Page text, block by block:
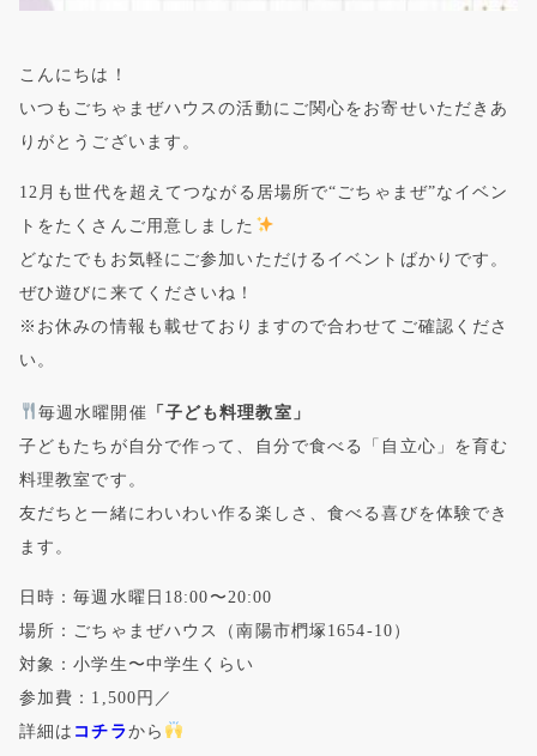
こんにちは！
いつもごちゃまぜハウスの活動にご関心をお寄せいただきあ
りがとうございます。
12月も世代を超えてつながる居場所で“ごちゃまぜ”なイベン
トをたくさんご用意しました
どなたでもお気軽にご参加いただけるイベントばかりです。
ぜひ遊びに来てくださいね！
※お休みの情報も載せておりますので合わせてご確認くださ
い。
毎週水曜開催
「子ども料理教室」
子どもたちが自分で作って、自分で食べる「自立心」を育む
料理教室です。
友だちと一緒にわいわい作る楽しさ、食べる喜びを体験でき
ます。
日時：毎週水曜日18:00〜20:00
場所：ごちゃまぜハウス（南陽市椚塚1654-10）
対象：小学生〜中学生くらい
参加費：1,500円／
詳細は コチラから